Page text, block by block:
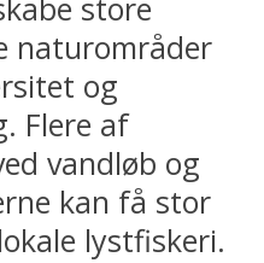
store
naturområder
og
Flere af
vandløb og
kan få stor
lystfiskeri.